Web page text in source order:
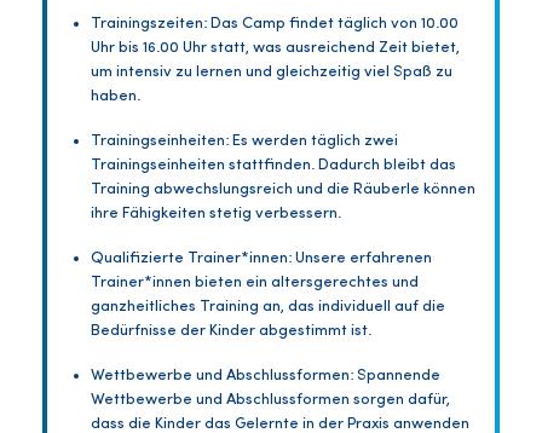
Trainingszeiten: Das Camp findet täglich von 10.00
Uhr bis 16.00 Uhr statt, was ausreichend Zeit bietet,
um intensiv zu lernen und gleichzeitig viel Spaß zu
haben.
Trainingseinheiten: Es werden täglich zwei
Trainingseinheiten stattfinden. Dadurch bleibt das
Training abwechslungsreich und die Räuberle können
ihre Fähigkeiten stetig verbessern.
Qualifizierte Trainer*innen: Unsere erfahrenen
Trainer*innen bieten ein altersgerechtes und
ganzheitliches Training an, das individuell auf die
Bedürfnisse der Kinder abgestimmt ist.
Wettbewerbe und Abschlussformen: Spannende
Wettbewerbe und Abschlussformen sorgen dafür,
dass die Kinder das Gelernte in der Praxis anwenden